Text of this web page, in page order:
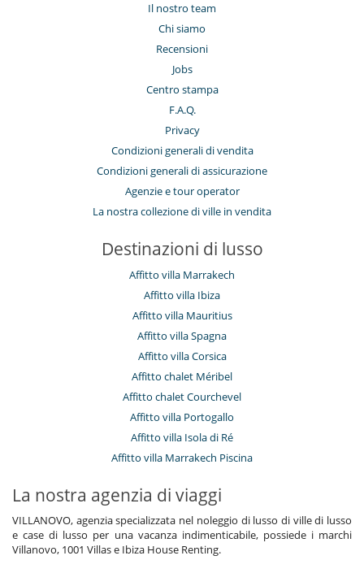
Il nostro team
Chi siamo
Recensioni
Jobs
Centro stampa
F.A.Q.
Privacy
Condizioni generali di vendita
Condizioni generali di assicurazione
Agenzie e tour operator
La nostra collezione di ville in vendita
Destinazioni di lusso
Affitto villa Marrakech
Affitto villa Ibiza
Affitto villa Mauritius
Affitto villa Spagna
Affitto villa Corsica
Affitto chalet Méribel
Affitto chalet Courchevel
Affitto villa Portogallo
Affitto villa Isola di Ré
Affitto villa Marrakech Piscina
La nostra agenzia di viaggi
VILLANOVO, agenzia specializzata nel noleggio di lusso di ville di lusso
e case di lusso per una vacanza indimenticabile, possiede i marchi
Villanovo, 1001 Villas e Ibiza House Renting.